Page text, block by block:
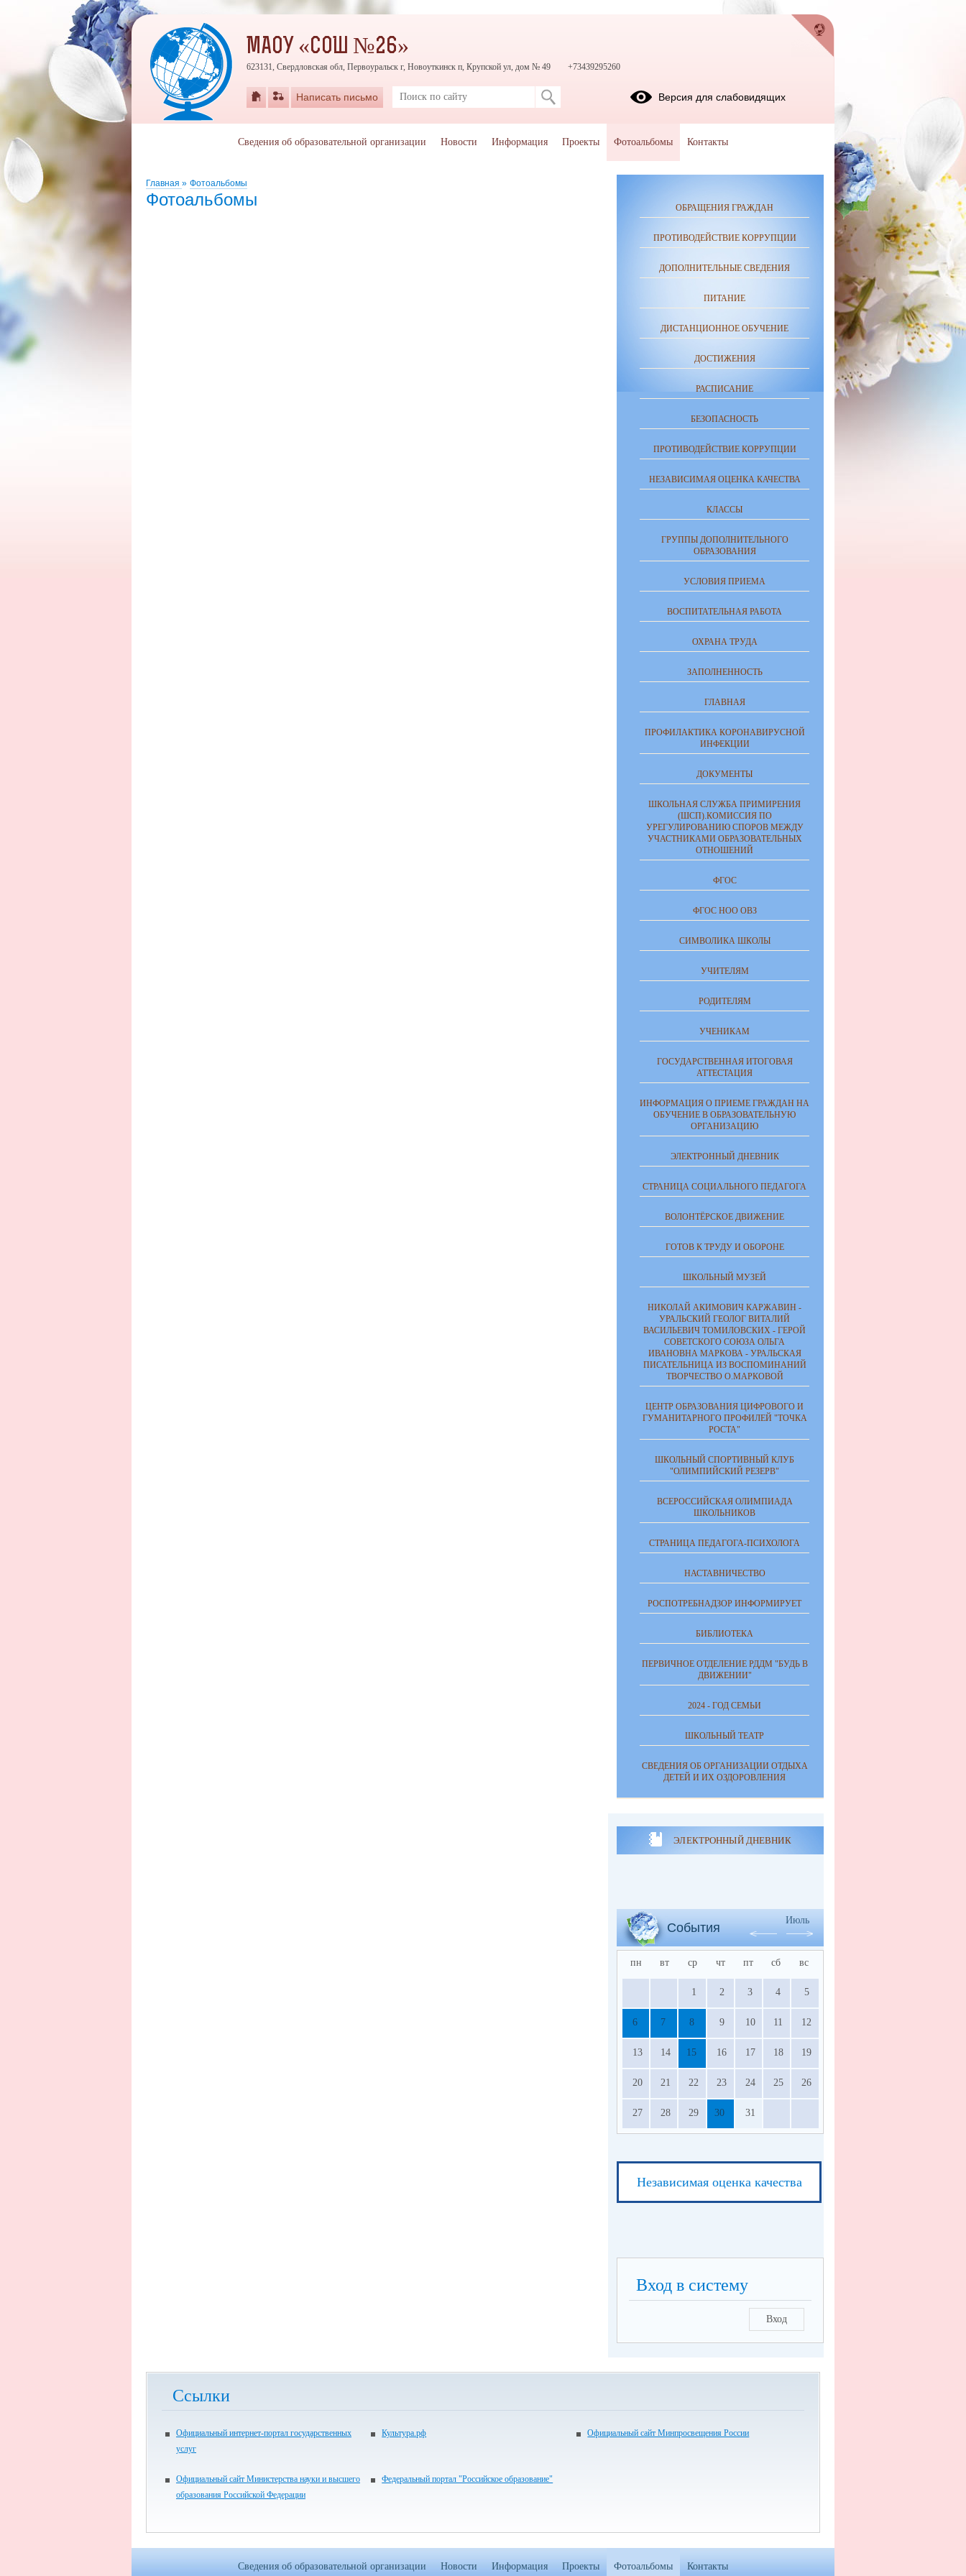
Главная » Фотоальбомы
Фотоальбомы ОБРАЩЕНИЯ ГРАЖДАН
ПРОТИВОДЕЙСТВИЕ КОРРУПЦИИ
ДОПОЛНИТЕЛЬНЫЕ СВЕДЕНИЯ
ПИТАНИЕ
ДИСТАНЦИОННОЕ ОБУЧЕНИЕ
ДОСТИЖЕНИЯ
РАСПИСАНИЕ
БЕЗОПАСНОСТЬ
ПРОТИВОДЕЙСТВИЕ КОРРУПЦИИ
НЕЗАВИСИМАЯ ОЦЕНКА КАЧЕСТВА
КЛАССЫ
ГРУППЫ ДОПОЛНИТЕЛЬНОГО
ОБРАЗОВАНИЯ
УСЛОВИЯ ПРИЕМА
ВОСПИТАТЕЛЬНАЯ РАБОТА
ОХРАНА ТРУДА
ЗАПОЛНЕННОСТЬ
ГЛАВНАЯ
ПРОФИЛАКТИКА КОРОНАВИРУСНОЙ
ИНФЕКЦИИ
ДОКУМЕНТЫ
ШКОЛЬНАЯ СЛУЖБА ПРИМИРЕНИЯ
(ШСП).КОМИССИЯ ПО
УРЕГУЛИРОВАНИЮ СПОРОВ МЕЖДУ
УЧАСТНИКАМИ ОБРАЗОВАТЕЛЬНЫХ
ОТНОШЕНИЙ
ФГОС
ФГОС НОО ОВЗ
СИМВОЛИКА ШКОЛЫ
УЧИТЕЛЯМ
РОДИТЕЛЯМ
УЧЕНИКАМ
ГОСУДАРСТВЕННАЯ ИТОГОВАЯ
АТТЕСТАЦИЯ
ИНФОРМАЦИЯ О ПРИЕМЕ ГРАЖДАН НА
ОБУЧЕНИЕ В ОБРАЗОВАТЕЛЬНУЮ
ОРГАНИЗАЦИЮ
ЭЛЕКТРОННЫЙ ДНЕВНИК
СТРАНИЦА СОЦИАЛЬНОГО ПЕДАГОГА
ВОЛОНТЁРСКОЕ ДВИЖЕНИЕ
ГОТОВ К ТРУДУ И ОБОРОНЕ
ШКОЛЬНЫЙ МУЗЕЙ
НИКОЛАЙ АКИМОВИЧ КАРЖАВИН -
УРАЛЬСКИЙ ГЕОЛОГ ВИТАЛИЙ
ВАСИЛЬЕВИЧ ТОМИЛОВСКИХ - ГЕРОЙ
СОВЕТСКОГО СОЮЗА ОЛЬГА
ИВАНОВНА МАРКОВА - УРАЛЬСКАЯ
ПИСАТЕЛЬНИЦА ИЗ ВОСПОМИНАНИЙ
ТВОРЧЕСТВО О.МАРКОВОЙ
ЦЕНТР ОБРАЗОВАНИЯ ЦИФРОВОГО И
ГУМАНИТАРНОГО ПРОФИЛЕЙ "ТОЧКА
РОСТА"
ШКОЛЬНЫЙ СПОРТИВНЫЙ КЛУБ
"ОЛИМПИЙСКИЙ РЕЗЕРВ"
ВСЕРОССИЙСКАЯ ОЛИМПИАДА
ШКОЛЬНИКОВ
СТРАНИЦА ПЕДАГОГА-ПСИХОЛОГА
НАСТАВНИЧЕСТВО
РОСПОТРЕБНАДЗОР ИНФОРМИРУЕТ
БИБЛИОТЕКА
ПЕРВИЧНОЕ ОТДЕЛЕНИЕ РДДМ "БУДЬ В
ДВИЖЕНИИ"
2024 - ГОД СЕМЬИ
ШКОЛЬНЫЙ ТЕАТР
СВЕДЕНИЯ ОБ ОРГАНИЗАЦИИ ОТДЫХА
ДЕТЕЙ И ИХ ОЗДОРОВЛЕНИЯ
ЭЛЕКТРОННЫЙ ДНЕВНИК
События
Июль
пн вт ср чт пт сб вс
1 2 3 4 5
6 7 8 9 10 11 12
13 14 15 16 17 18 19
20 21 22 23 24 25 26
27 28 29 30 31
Независимая оценка качества
Вход в систему
Вход
Ссылки
Официальный интернет-портал государственных
услуг
Культура.рф Официальный сайт Минпросвещения России
Официальный сайт Министерства науки и высшего
образования Российской Федерации
Федеральный портал "Российское образование"
МАОУ «СОШ №26»
623131, Свердловская обл, Первоуральск г, Новоуткинск п, Крупской ул, дом № 49 +73439295260
Написать письмо Версия для слабовидящих
Сведения об образовательной организации Новости Информация Проекты Фотоальбомы Контакты
Сведения об образовательной организации Новости Информация Проекты Фотоальбомы Контакты